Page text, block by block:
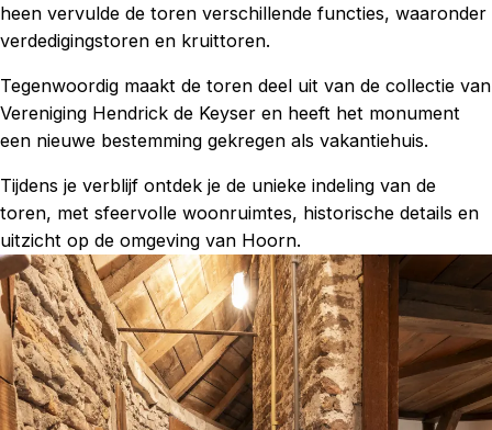
heen vervulde de toren verschillende functies, waaronder
verdedigingstoren en kruittoren.
Tegenwoordig maakt de toren deel uit van de collectie van
Vereniging Hendrick de Keyser en heeft het monument
een nieuwe bestemming gekregen als vakantiehuis.
Tijdens je verblijf ontdek je de unieke indeling van de
toren, met sfeervolle woonruimtes, historische details en
uitzicht op de omgeving van Hoorn.